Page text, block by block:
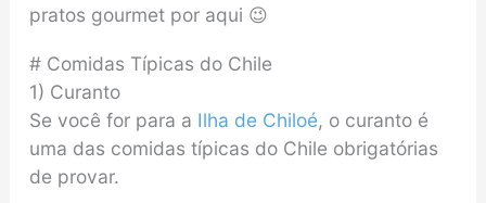
pratos gourmet por aqui 😉
# Comidas Típicas do Chile
1) Curanto
Se você for para a Ilha de Chiloé, o curanto é
uma das comidas típicas do Chile obrigatórias
de provar.